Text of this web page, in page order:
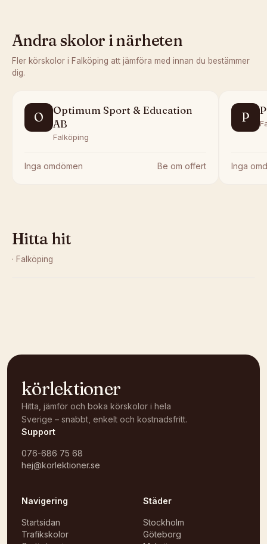
Andra skolor i närheten
Fler körskolor i Falköping att jämföra med innan du bestämmer
dig.
O
Optimum Sport & Education
AB
Falköping
Inga omdömen Be om offert
P
Inga
Hitta hit
· Falköping
körlektioner
Hitta, jämför och boka körskolor i hela
Sverige – snabbt, enkelt och kostnadsfritt.
Support
076-686 75 68
hej@korlektioner.se
Navigering
Startsidan
Trafikskolor
Städer
Stockholm
Göteborg